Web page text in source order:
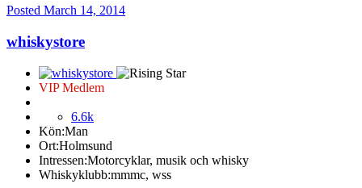
Posted March 14, 2014
whiskystore
VIP Medlem
6.6k
Kön:Man
Ort:Holmsund
Intressen:Motorcyklar, musik och whisky
Whiskyklubb:mmmc, wss